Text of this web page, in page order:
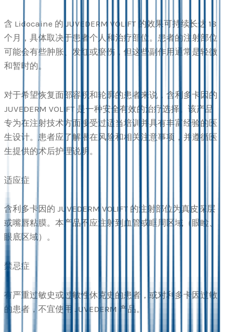
含 Lidocaine 的 JUVEDERM VOLIFT 的效果可持续长达 18
个月，具体取决于患者个人和治疗部位。患者的注射部位
可能会有些肿胀、发红或瘀伤，但这些副作用通常是轻微
和暂时的。
对于希望恢复面部容积和轮廓的患者来说，含利多卡因的
JUVEDERM VOLIFT 是一种安全有效的治疗选择。该产品
专为在注射技术方面接受过适当培训并具有丰富经验的医
生设计。患者应了解潜在风险和相关注意事项，并遵循医
生提供的术后护理说明。
适应症
含利多卡因的 JUVEDERM VOLIFT 的注射部位为真皮深层
或嘴唇粘膜。本产品不应注射到血管或眶周区域（眼睑、
眼底区域）。
禁忌症
有严重过敏史或过敏性休克史的患者，或对利多卡因过敏
的患者，不宜使用 JUVEDERM 产品。